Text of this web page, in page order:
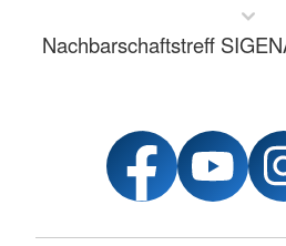
Nachbarschaftstreff